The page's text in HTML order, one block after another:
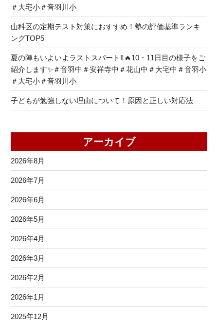
＃大宅小＃音羽川小
山科区の定期テスト対策におすすめ！塾の評価基準ランキ
ングTOP5
夏の陣もいよいよラストスパート‼🔥10・11日目の様子をご
紹介します✨＃音羽中＃安祥寺中＃花山中＃大宅中＃音羽小
＃大宅小＃音羽川小
子どもが勉強しない理由について！原因と正しい対応法
アーカイブ
2026年8月
2026年7月
2026年6月
2026年5月
2026年4月
2026年3月
2026年2月
2026年1月
2025年12月